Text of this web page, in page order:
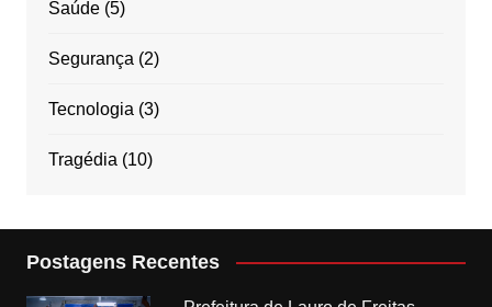
Saúde(5)
Segurança (2)
Tecnologia (3)
Tragédia (10)
Postagens Recentes